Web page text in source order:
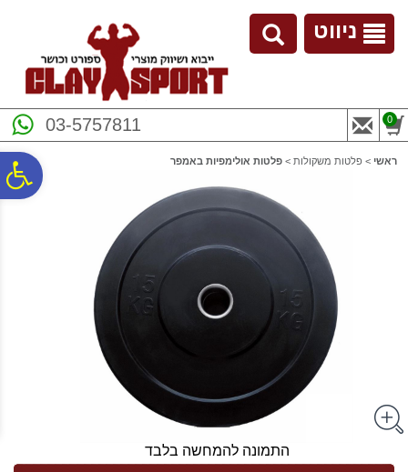
נגישות
ניווט
03-5757811 0
ראשי > פלטות משקולות > פלטות אולימפיות באמפר
התמונה להמחשה בלבד